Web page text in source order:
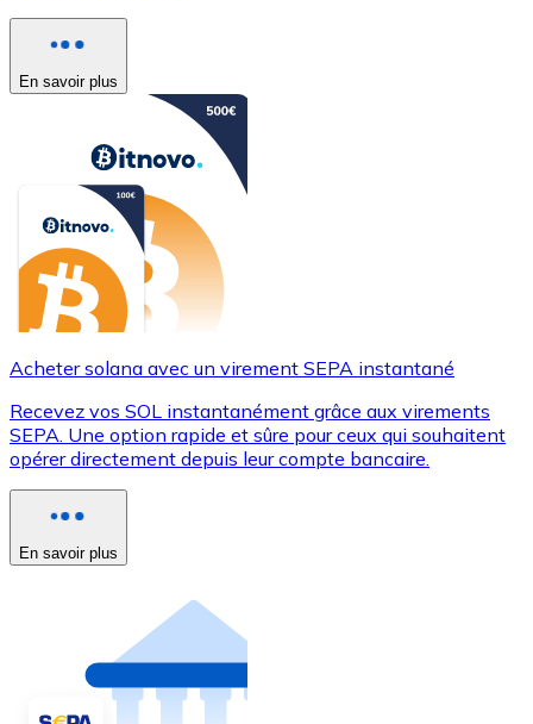
En savoir plus
Acheter solana avec un virement SEPA instantané
Recevez vos SOL instantanément grâce aux virements
SEPA. Une option rapide et sûre pour ceux qui souhaitent
opérer directement depuis leur compte bancaire.
En savoir plus